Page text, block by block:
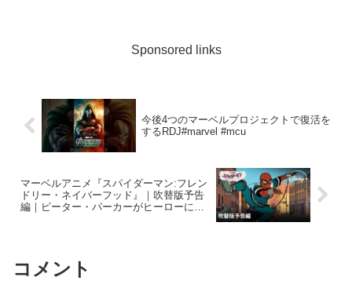
Sponsored links
今後4つのマーベルプロジェクトで復活を
するRDJ#marvel #mcu
マーベルアニメ『スパイダーマン:フレン
ドリー・ネイバーフッド』｜吹替版予告
編｜ピーター・パーカーがヒーローにな
コメント